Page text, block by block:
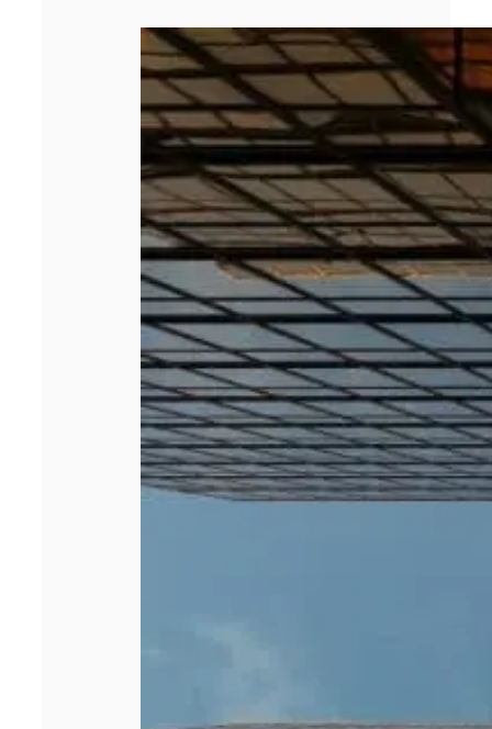
Les 5 meilleurs
cabinets de
management de
transition en
2026